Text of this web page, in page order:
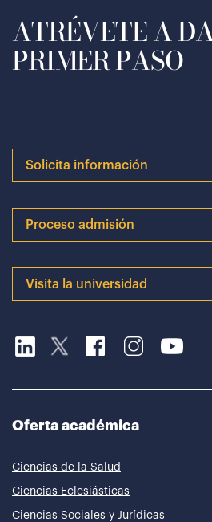
ATRÉVETE A
PRIMER PASO
Solicita información
Proceso admisión
Visita la universidad
Oferta académica
Ciencias de la Salud
Ciencias Eclesiásticas
Ciencias Sociales y Jurídicas